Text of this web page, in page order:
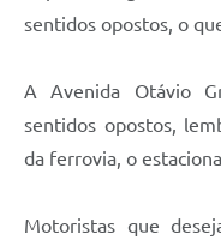
sentidos opostos, o
A Avenida Otávio
sentidos opostos,
da ferrovia, o
Motoristas que